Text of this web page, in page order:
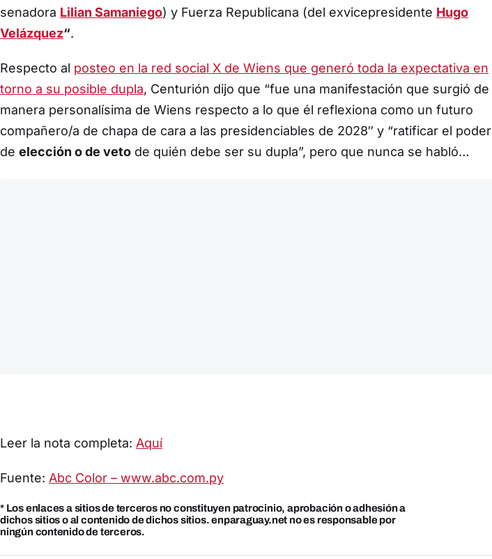
senadora Lilian Samaniego) y Fuerza Republicana (del exvicepresidente Hugo
Velázquez“.
Respecto al posteo en la red social X de Wiens que generó toda la expectativa en
torno a su posible dupla, Centurión dijo que “fue una manifestación que surgió de
manera personalísima de Wiens respecto a lo que él reflexiona como un futuro
compañero/a de chapa de cara a las presidenciables de 2028″ y “ratificar el poder
de elección o de veto de quién debe ser su dupla”, pero que nunca se habló…
Leer la nota completa: Aquí
Fuente: Abc Color – www.abc.com.py
* Los enlaces a sitios de terceros no constituyen patrocinio, aprobación o adhesión a
dichos sitios o al contenido de dichos sitios. enparaguay.net no es responsable por
ningún contenido de terceros.